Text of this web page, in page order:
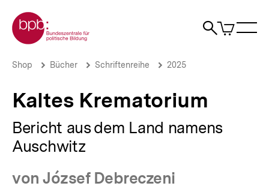
zum
Seiteninhalt
springen
Zur Startseite der bpb
Suche
Artikel
im
Kaltes
bpb.de
Brotkrümelnavigation
Pfadnavigation
Shop Bücher Schriftenreihe 2025
Kaltes Krematorium
Bericht aus dem Land namens
Auschwitz
von József Debreczeni